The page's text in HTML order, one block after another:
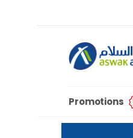
Promotions